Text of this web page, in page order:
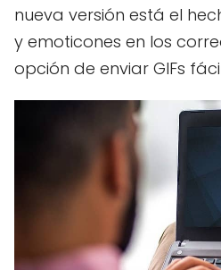
nueva versión está el
y emoticones en los
opción de enviar GIFs